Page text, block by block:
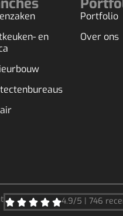
en
Portfolio
Over ons
4.9/5 | 746